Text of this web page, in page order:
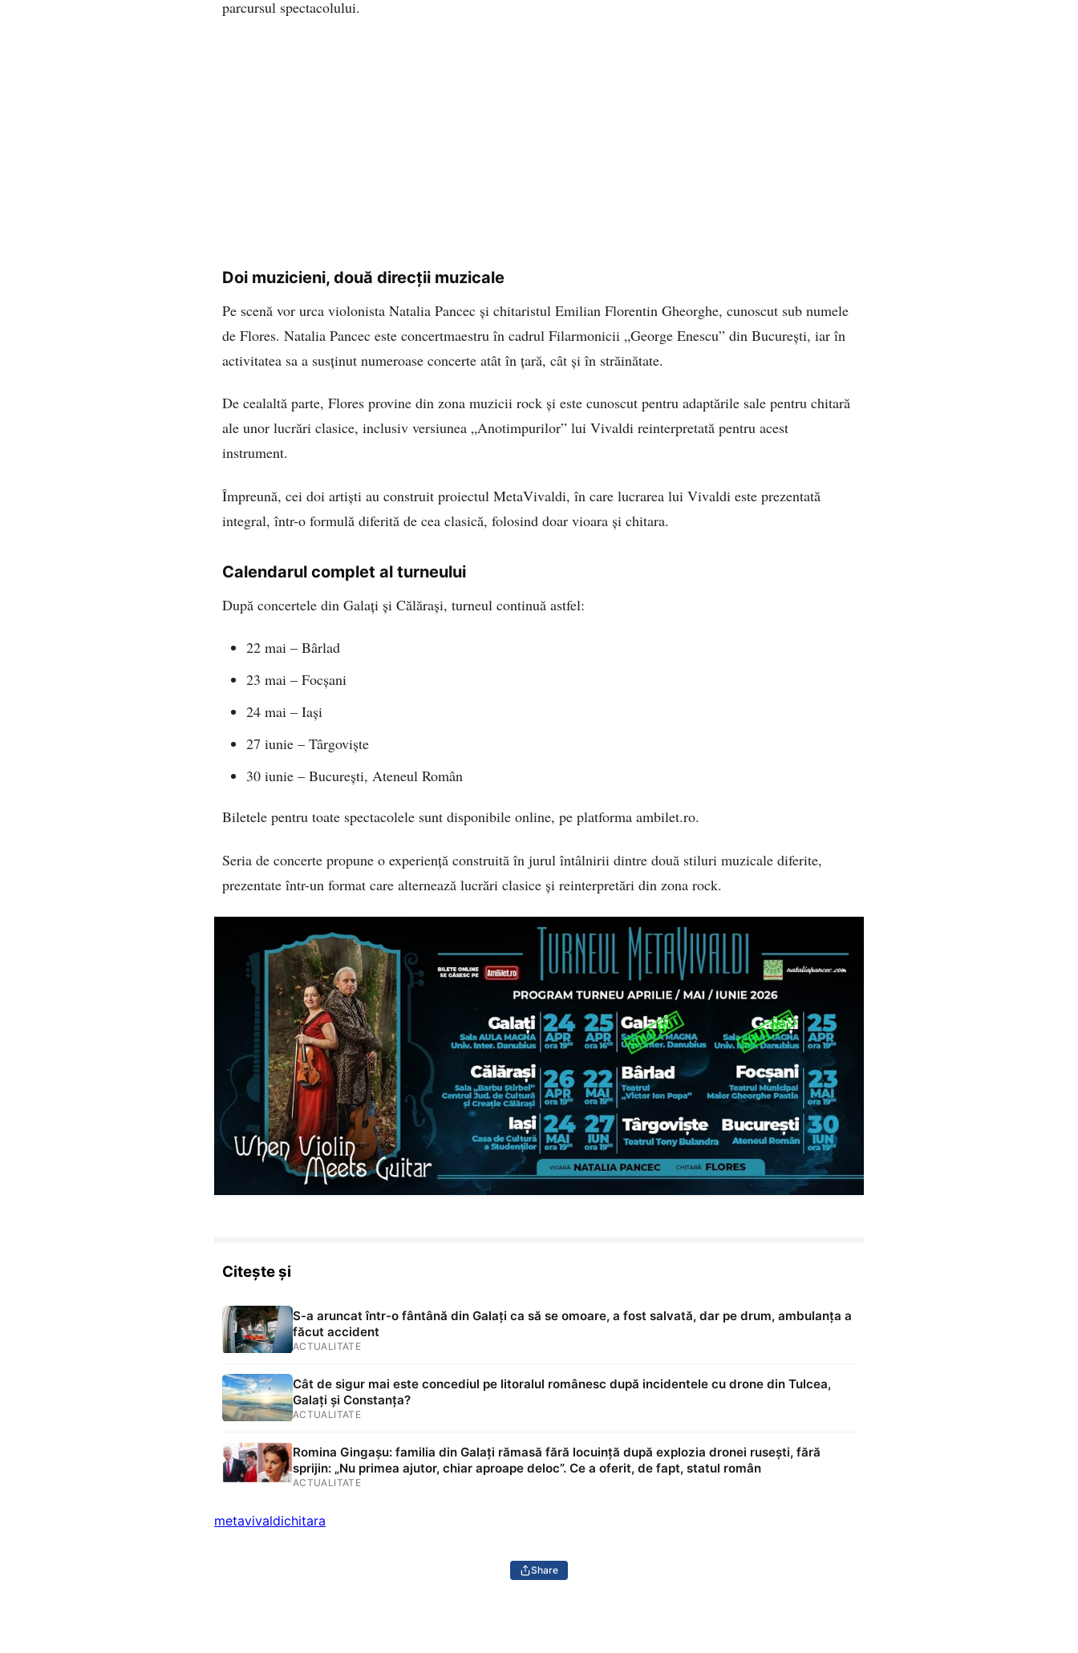
parcursul spectacolului.
Doi muzicieni, două direcții muzicale
Pe scenă vor urca violonista Natalia Pancec și chitaristul Emilian Florentin Gheorghe, cunoscut sub numele
de Flores. Natalia Pancec este concertmaestru în cadrul Filarmonicii „George Enescu” din București, iar în
activitatea sa a susținut numeroase concerte atât în țară, cât și în străinătate.
De cealaltă parte, Flores provine din zona muzicii rock și este cunoscut pentru adaptările sale pentru chitară
ale unor lucrări clasice, inclusiv versiunea „Anotimpurilor” lui Vivaldi reinterpretată pentru acest
instrument.
Împreună, cei doi artiști au construit proiectul MetaVivaldi, în care lucrarea lui Vivaldi este prezentată
integral, într-o formulă diferită de cea clasică, folosind doar vioara și chitara.
Calendarul complet al turneului
După concertele din Galați și Călărași, turneul continuă astfel:
22 mai – Bârlad
23 mai – Focșani
24 mai – Iași
27 iunie – Târgoviște
30 iunie – București, Ateneul Român
Biletele pentru toate spectacolele sunt disponibile online, pe platforma ambilet.ro.
Seria de concerte propune o experiență construită în jurul întâlnirii dintre două stiluri muzicale diferite,
prezentate într-un format care alternează lucrări clasice și reinterpretări din zona rock.
Citește și
S-a aruncat într-o fântână din Galați ca să se omoare, a fost salvată, dar pe drum, ambulanța a
făcut accident
ACTUALITATE
Cât de sigur mai este concediul pe litoralul românesc după incidentele cu drone din Tulcea,
Galați și Constanța?
ACTUALITATE
Romina Gingașu: familia din Galați rămasă fără locuință după explozia dronei rusești, fără
sprijin: „Nu primea ajutor, chiar aproape deloc”. Ce a oferit, de fapt, statul român
ACTUALITATE
metavivaldichitara
Share